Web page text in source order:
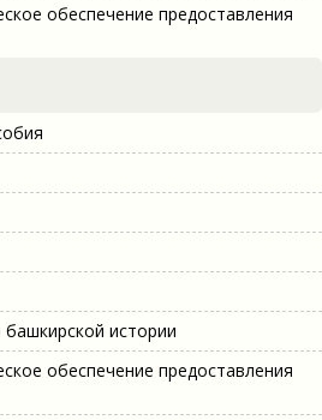
обеспечение предоставления
башкирской истории
обеспечение предоставления